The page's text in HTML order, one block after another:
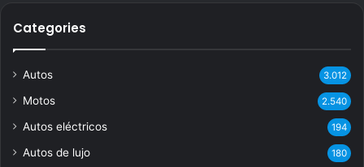
Categories
Autos 3.012
Motos 2.540
Autos eléctricos 194
Autos de lujo 180